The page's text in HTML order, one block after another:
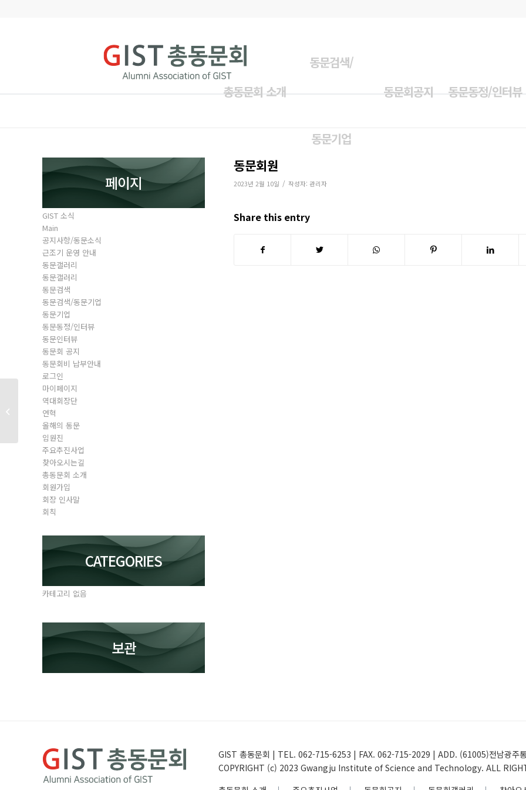
총동문회 소개
동문검색/
동문기업
동문회공지 동문동정/인터뷰
동문회원
2023년 2월 10일 / 작성자: 관리자
Share this entry
페이지
GIST 소식
Main
공지사항/동문소식
근조기 운영 안내
동문갤러리
동문갤러리
동문검색
동문검색/동문기업
동문기업
동문동정/인터뷰
동문인터뷰
동문회 공지
동문회비 납부안내
로그인
마이페이지
역대회장단
연혁
올해의 동문
임원진
주요추진사업
찾아오시는길
총동문회 소개
회원가입
회장 인사말
회칙
CATEGORIES
카테고리 없음
보관
GIST 총동문회 | TEL. 062-715-6253 | FAX. 062-715-2029 | ADD. (61005)전남광주
COPYRIGHT (c) 2023 Gwangju Institute of Science and Technology. ALL
동문회원